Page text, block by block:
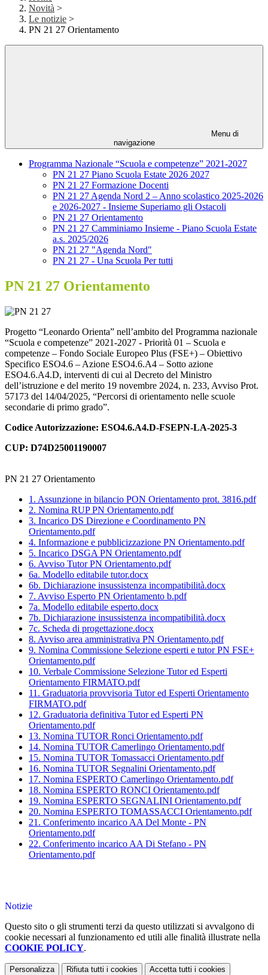
Novità >
Le notizie >
PN 21 27 Orientamento
Menu di
navigazione
Programma Nazionale “Scuola e competenze” 2021-2027
PN 21 27 Piano Scuola Estate 2026 2027
PN 21 27 Formazione Docenti
PN 21 27 Agenda Nord 2 – Anno scolastico 2025-2026
e 2026-2027 - Insieme Superiamo gli Ostacoli
PN 21 27 Orientamento
PN 21 27 Camminiamo Insieme - Piano Scuola Estate
a.s. 2025/2026
PN 21 27 "Agenda Nord"
PN 21 27 - Una Scuola Per tutti
PN 21 27 Orientamento
Progetto “Leonardo Orienta” nell’ambito del Programma nazionale
“Scuola e competenze” 2021-2027 - Priorità 01 – Scuola e
competenze – Fondo Sociale Europeo Plus (FSE+) – Obiettivo
Specifico ESO4.6 – Azione ESO4.6.A4 – Sotto azione
ESO4.6.A4.D, interventi di cui al Decreto del Ministro
dell’istruzione e del merito 19 novembre 2024, n. 233, Avviso Prot.
57173 del 14/04/2025, “Percorsi di orientamento nelle scuole
secondarie di primo grado”.
Codice Autorizzazione: ESO4.6.A4.D-FSEPN-LA-2025-3
CUP: D74D25001190007
PN 21 27 Orientamento
1. Assunzione in bilancio PON Orientamento prot. 3816.pdf
2. Nomina RUP PN Orientamento.pdf
3. Incarico DS Direzione e Coordinamento PN
Orientamento.pdf
4. Informazione e pubblicizzazione PN Orientamento.pdf
5. Incarico DSGA PN Orientamento.pdf
6. Avviso Tutor PN Orientamento.pdf
6a. Modello editabile tutor.docx
6b. Dichiarazione insussistenza incompatibilità.docx
7. Avviso Esperto PN Orientamento b.pdf
7a. Modello editabile esperto.docx
7b. Dichiarazione insussistenza incompatibilità.docx
7c. Scheda di progettazione.docx
8. Avviso area amministrativa PN Orientamento.pdf
9. Nomina Commissione Selezione esperti e tutor PN FSE+
Orientamento.pdf
10. Verbale Commissione Selezione Tutor ed Esperti
Orientamento FIRMATO.pdf
11. Graduatoria provvisoria Tutor ed Esperti Orientamento
FIRMATO.pdf
12. Graduatoria definitiva Tutor ed Esperti PN
Orientamento.pdf
13. Nomina TUTOR Ronci Orientamento.pdf
14. Nomina TUTOR Camerlingo Orientamento.pdf
15. Nomina TUTOR Tomassacci Orientamento.pdf
16. Nomina TUTOR Segnalini Orientamento.pdf
17. Nomina ESPERTO Camerlingo Orientamento.pdf
18. Nomina ESPERTO RONCI Orientamento.pdf
19. Nomina ESPERTO SEGNALINI Orientamento.pdf
20. Nomina ESPERTO TOMASSACCI Orientamento.pdf
21. Conferimento incarico AA Del Monte - PN
Orientamento.pdf
22. Conferimento incarico AA Di Stefano - PN
Orientamento.pdf
Notizie
Questo sito o gli strumenti terzi da questo utilizzati si avvalgono di
cookie necessari al funzionamento ed utili alle finalità illustrate nella
COOKIE POLICY.
Personalizza Rifiuta tutti i cookies Accetta tutti i cookies